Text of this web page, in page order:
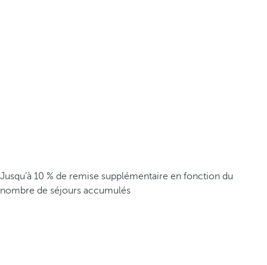
Jusqu’à 10 % de remise supplémentaire en fonction du
nombre de séjours accumulés